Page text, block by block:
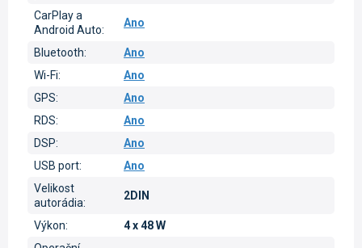
CarPlay a
Android Auto:
Ano
Bluetooth:
Ano
Wi-Fi:
Ano
GPS:
Ano
RDS:
Ano
DSP:
Ano
USB port:
Ano
Velikost
autorádia:
2DIN
Výkon:
4 x 48 W